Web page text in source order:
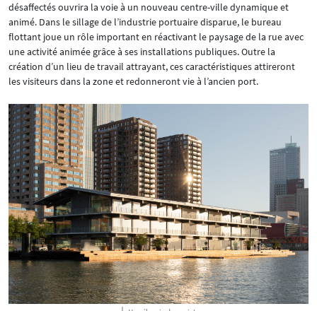
désaffectés ouvrira la voie à un nouveau centre-ville dynamique et
animé. Dans le sillage de l’industrie portuaire disparue, le bureau
flottant joue un rôle important en réactivant le paysage de la rue avec
une activité animée grâce à ses installations publiques. Outre la
création d’un lieu de travail attrayant, ces caractéristiques attireront
les visiteurs dans la zone et redonneront vie à l’ancien port.